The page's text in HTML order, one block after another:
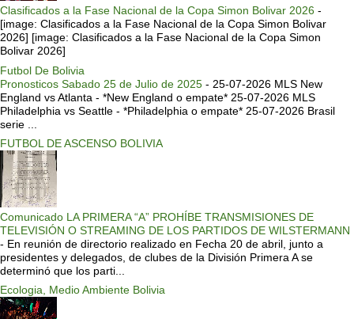
Clasificados a la Fase Nacional de la Copa Simon Bolivar 2026 -
[image: Clasificados a la Fase Nacional de la Copa Simon Bolivar
2026] [image: Clasificados a la Fase Nacional de la Copa Simon
Bolivar 2026]
Futbol De Bolivia
Pronosticos Sabado 25 de Julio de 2025 - 25-07-2026 MLS New
England vs Atlanta - *New England o empate* 25-07-2026 MLS
Philadelphia vs Seattle - *Philadelphia o empate* 25-07-2026 Brasil
serie ...
FUTBOL DE ASCENSO BOLIVIA
Comunicado LA PRIMERA “A” PROHÍBE TRANSMISIONES DE
TELEVISIÓN O STREAMING DE LOS PARTIDOS DE WILSTERMANN
- En reunión de directorio realizado en Fecha 20 de abril, junto a
presidentes y delegados, de clubes de la División Primera A se
determinó que los parti...
Ecologia, Medio Ambiente Bolivia